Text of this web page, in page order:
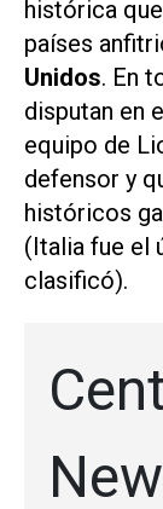
histórica
países
Unidos. En
disputan en
equipo de
defensor y
históricos
(Italia fue el
clasificó).